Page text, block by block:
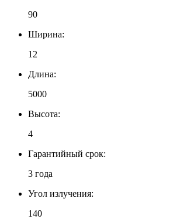
90
Ширина:
12
Длина:
5000
Высота:
4
Гарантийный срок:
3 года
Угол излучения:
140